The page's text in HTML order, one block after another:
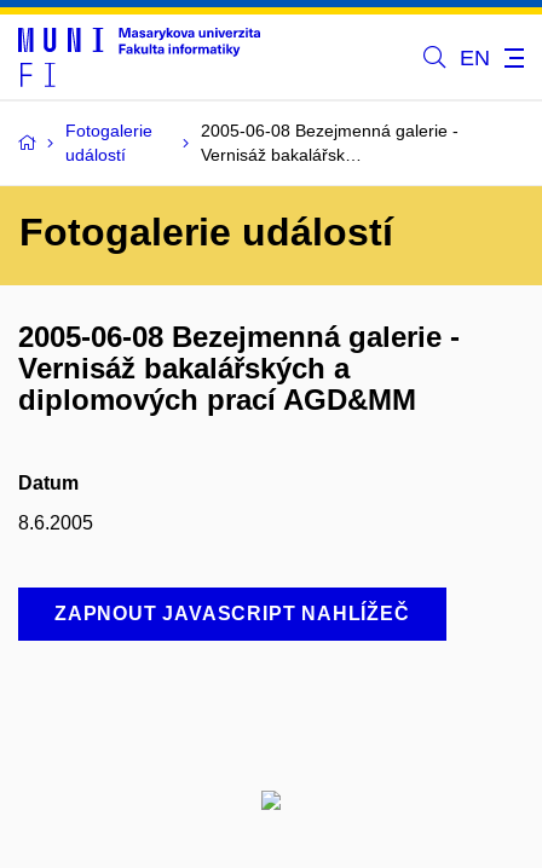
EN
Fotogalerie
událostí
2005-06-08 Bezejmenná galerie -
Vernisáž bakalářsk…
Fotogalerie událostí
2005-06-08 Bezejmenná galerie -
Vernisáž bakalářských a
diplomových prací AGD&MM
Datum
8.6.2005
ZAPNOUT JAVASCRIPT NAHLÍŽEČ